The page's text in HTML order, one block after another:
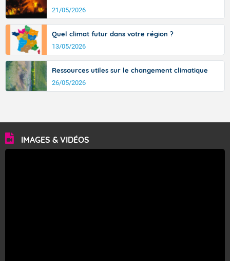
21/05/2026
Quel climat futur dans votre région ?
13/05/2026
Ressources utiles sur le changement climatique
26/05/2026
IMAGES & VIDÉOS